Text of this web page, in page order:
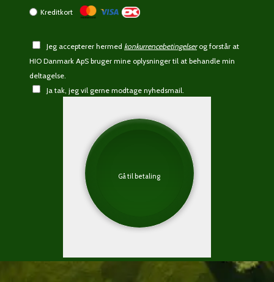
Kreditkort
Jeg accepterer hermed konkurrencebetingelserog forstår at
HIO Danmark ApS bruger mine oplysninger til at behandle min
deltagelse.
Ja tak, jeg vil gerne modtage nyhedsmail.
Gå til betaling